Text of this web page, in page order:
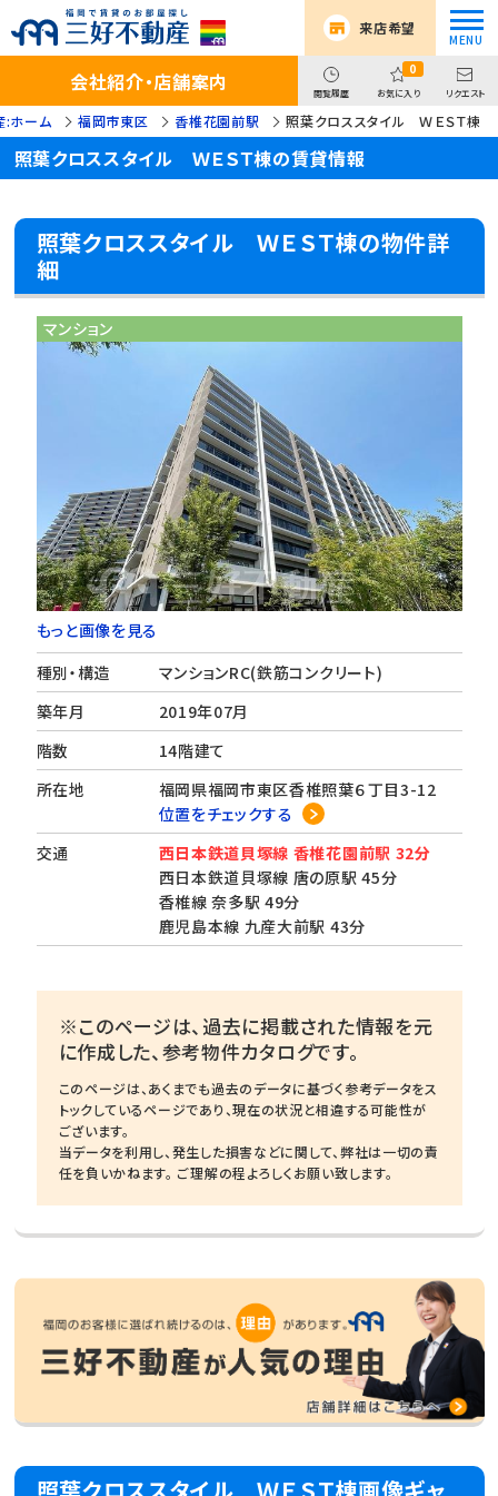
来店希望
会社紹介・店舗案内 閲覧履歴
0
お気に入り リクエスト
:ホーム 福岡市東区 香椎花園前駅 照葉クロススタイル ＷＥＳＴ棟
照葉クロススタイル ＷＥＳＴ棟の賃貸情報
照葉クロススタイル ＷＥＳＴ棟の物件詳
細
マンション
もっと画像を見る
種別・構造
マンションRC(鉄筋コンクリート)
築年月
2019年07月
階数
14階建て
所在地
福岡県福岡市東区香椎照葉６丁目3-12
位置をチェックする
交通
西日本鉄道貝塚線 香椎花園前駅 32分
西日本鉄道貝塚線 唐の原駅 45分
香椎線 奈多駅 49分
鹿児島本線 九産大前駅 43分
※このページは、過去に掲載された情報を元
に作成した、参考物件カタログです。
このページは、あくまでも過去のデータに基づく参考データをス
トックしているページであり、現在の状況と相違する可能性が
ございます。
当データを利用し、発生した損害などに関して、弊社は一切の責
任を負いかねます。 ご理解の程よろしくお願い致します。